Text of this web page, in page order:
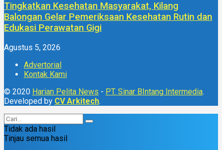
Tingkatkan Kesehatan Masyarakat, Kilang
Balongan Gelar Pemeriksaan Kesehatan Rutin dan
Edukasi Perawatan Gigi
Agustus 5, 2026
Advertorial
Kontak Kami
© 2020 Harian Pelita News - PT. Sinar BIntang Intermedia.
Developed by CV Arkitech.
Tidak ada hasil
Tinjau semua hasil